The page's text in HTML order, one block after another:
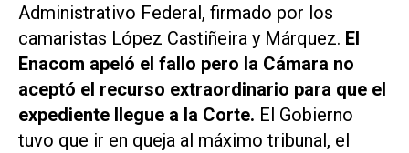
Administrativo Federal, firmado por los
camaristas López Castiñeira y Márquez. El
Enacom apeló el fallo pero la Cámara no
aceptó el recurso extraordinario para que el
expediente llegue a la Corte. El Gobierno
tuvo que ir en queja al máximo tribunal, el